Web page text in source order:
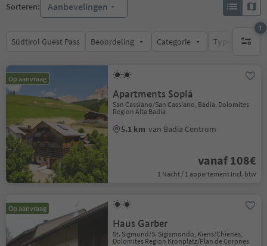
Sorteren: Aanbevelingen
Südtirol Guest Pass Beoordeling Categorie Type catering
1
1
Op aanvraag
Apartments Soplá
San Cassiano/San Cassiano, Badia, Dolomites
Region Alta Badia
5.1 km van Badia Centrum
vanaf 108€
1 Nacht / 1 appartement Incl. btw
Op aanvraag
Haus Garber
St. Sigmund/S. Sigismondo, Kiens/Chienes,
Dolomites Region Kronplatz/Plan de Corones